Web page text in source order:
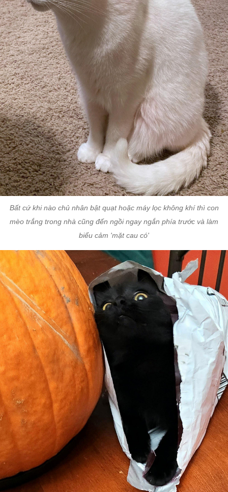
Bất cứ khi nào chủ nhân bật quạt hoặc máy lọc không khí thì con
mèo trắng trong nhà cũng đến ngồi ngay ngắn phía trước và làm
biểu cảm 'mặt cau có'